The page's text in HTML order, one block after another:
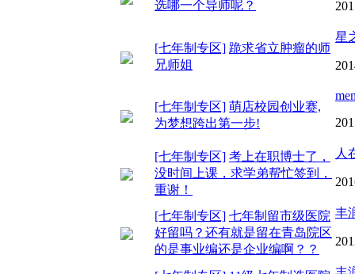
选哪一个导师呢？
[七年制专区] 跪求省立肿瘤的师
兄师姐
星
[七年制专区] 萌店校园创业赛,
为梦想跨出第一步!
[七年制专区] 考上在职博士了，
没时间上课，求学弟帮忙签到，
重谢！
人
[七年制专区] 七年制留市级医院
好留吗？还有就是留在青岛院区
的是事业编还是企业编啊？？
丰